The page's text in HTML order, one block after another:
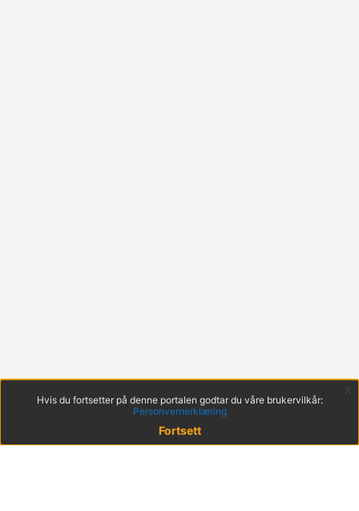
Hvis du fortsetter på denne portalen godtar du våre brukervilkår:
Personvernerklæring
Fortsett
x